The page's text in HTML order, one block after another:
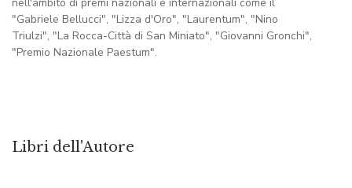
"Gabriele Bellucci", "Lizza d'Oro", "Laurentum", "Nino
Triulzi", "La Rocca-Città di San Miniato", "Giovanni Gronchi",
"Premio Nazionale Paestum".
Libri dell'Autore